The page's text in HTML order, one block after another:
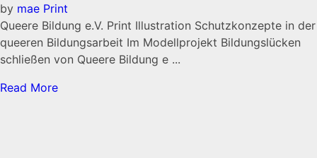
by mae Print
Queere Bildung e.V. Print Illustration Schutzkonzepte in der
queeren Bildungsarbeit Im Modellprojekt Bildungslücken
schließen von Queere Bildung e ...
Read More